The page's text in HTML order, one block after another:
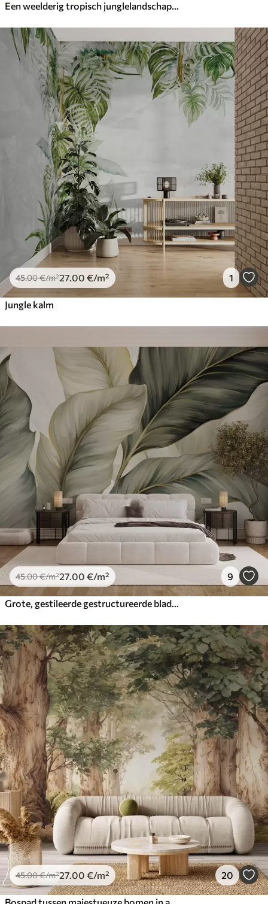
45.00€/m²27 .00 €/m² 1
Jungle kalm
45.00€/m²27 .00 €/m² 9
45.00€/m²27 .00 €/m² 20